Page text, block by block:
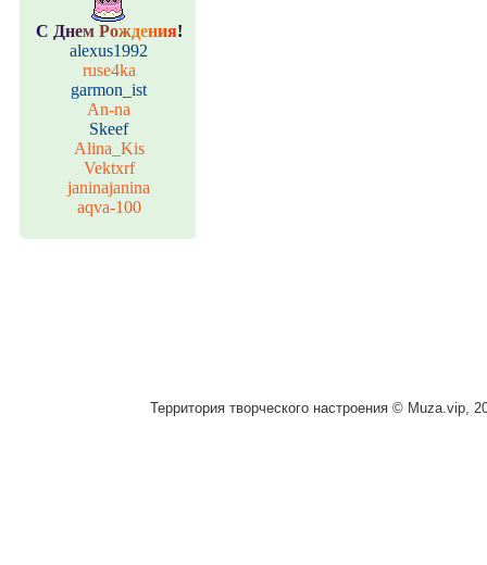
С Днем Рождения!
alexus1992
ruse4ka
garmon_ist
An-na
Skeef
Alina_Kis
Vektxrf
janinajanina
aqva-100
Территория творческого настроения © Muza.vip,